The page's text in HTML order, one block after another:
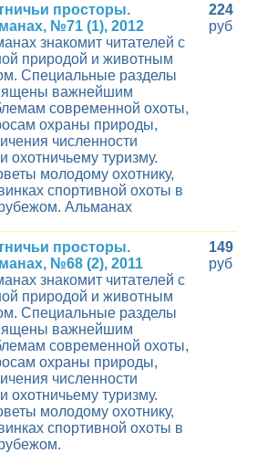
просторы.
№71 (1), 2012
знакомит читателей с
природой и животным
Специальные разделы
важнейшим
современной охоты,
охраны природы,
численности
охотничьему туризму.
молодому охотнику,
спортивной охоты в
Альманах
224
руб
просторы.
№68 (2), 2011
знакомит читателей с
природой и животным
Специальные разделы
важнейшим
современной охоты,
охраны природы,
численности
охотничьему туризму.
молодому охотнику,
спортивной охоты в
149
руб